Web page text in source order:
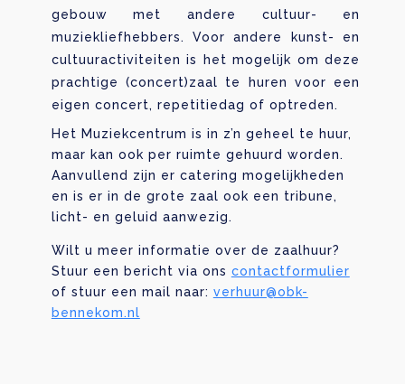
gebouw met andere cultuur- en
muziekliefhebbers. Voor andere kunst- en
cultuuractiviteiten is het mogelijk om deze
prachtige (concert)zaal te huren voor een
eigen concert, repetitiedag of optreden.
Het Muziekcentrum is in z’n geheel te huur,
maar kan ook per ruimte gehuurd worden.
Aanvullend zijn er catering mogelijkheden
en is er in de grote zaal ook een tribune,
licht- en geluid aanwezig.
Wilt u meer informatie over de zaalhuur?
Stuur een bericht via ons contactformulier
of stuur een mail naar: verhuur@obk-
bennekom.nl